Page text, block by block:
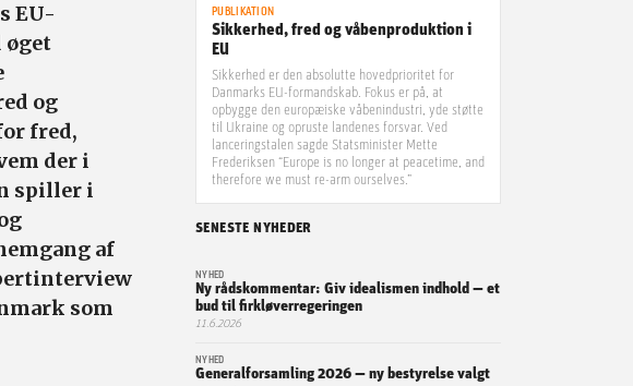
EU-
øget
og
fred,
der i
spiller i
af
som
PUBLIKATION
Sikkerhed, fred og våbenproduktion i
EU
Sikkerhed er den absolutte hovedprioritet for
Danmarks EU-formandskab. Fokus er på, at
opbygge den europæiske våbenindustri, yde støtte
til Ukraine og opruste landenes forsvar. Ved
lanceringstalen sagde Statsminister Mette
Frederiksen “Europe is no longer at peacetime, and
therefore we must re-arm ourselves.”
SENESTE NYHEDER
NYHED
Ny rådskommentar: Giv idealismen indhold — et
bud til firkløverregeringen
11.6.2026
NYHED
Generalforsamling 2026 — ny bestyrelse valgt